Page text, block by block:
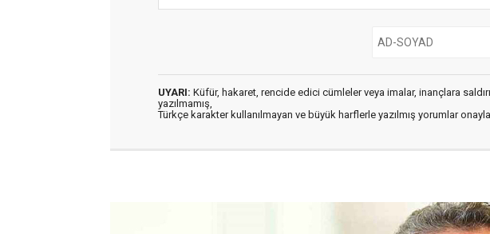
UYARI: Küfür, hakaret, rencide edici cümleler veya imalar, inançlara
yazılmamış,
Türkçe karakter kullanılmayan ve büyük harflerle yazılmış yorumlar